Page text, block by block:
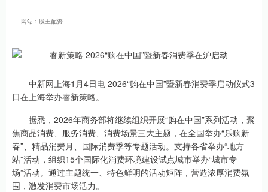
网站：股王配资
中新网上海1月4日电 2026“购在中国”暨新春消费季启动仪式3
日在上海举办睿新策略。
据悉，2026年商务部将继续组织开展“购在中国”系列活动，聚
焦商品消费、服务消费、消费场景三大主题，在全国举办“乐购新
春”、精品消费月、国际消费季等专题活动。支持各省举办“地方
站”活动，组织15个国际化消费环境建设试点城市举办“城市专
场”活动。通过主题统一、特色鲜明的活动矩阵，营造浓厚消费氛
围，激发消费市场活力。